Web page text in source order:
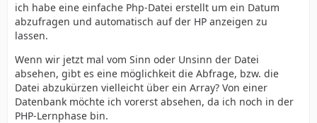
ich habe eine einfache Php-Datei erstellt um ein Datum
abzufragen und automatisch auf der HP anzeigen zu
lassen.
Wenn wir jetzt mal vom Sinn oder Unsinn der Datei
absehen, gibt es eine möglichkeit die Abfrage, bzw. die
Datei abzukürzen vielleicht über ein Array? Von einer
Datenbank möchte ich vorerst absehen, da ich noch in der
PHP-Lernphase bin.